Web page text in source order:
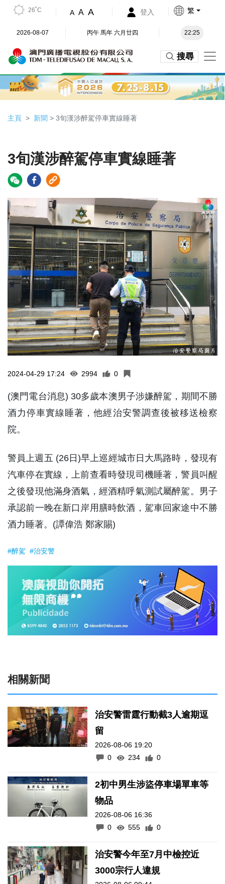
26˚C A A A 登入 繁
2026-08-07 丙午 馬年 六月廿四 22:25
搜尋
主頁 新聞 > 3旬漢涉醉駕停車實線睡著
3旬漢涉醉駕停車實線睡著
2024-04-29 17:24 2994 0
(澳門電台消息) 30多歲本澳男子涉嫌醉駕，期間不勝
酒力停車實線睡著，他經治安警調查後被移送檢察
院。
警員上週五 (26日)早上巡經城市日大馬路時，發現有
汽車停在實線，上前查看時發現司機睡著，警員叫醒
之後發現他滿身酒氣，經酒精呼氣測試屬醉駕。男子
承認前一晚在新口岸用膳時飲酒，駕車回家途中不勝
酒力睡著。(譚偉浩 鄭家賜)
#醉駕 #治安警
相關新聞
治安警雷霆行動截3人逾期逗
留
2026-08-06 19:20
0
234 0
2初中男生涉盜停車場單車等
物品
2026-08-06 16:36
0
555 0
治安警今年至7月中檢控近
3000宗行人違規